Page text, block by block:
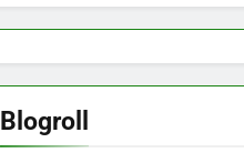
Blogroll